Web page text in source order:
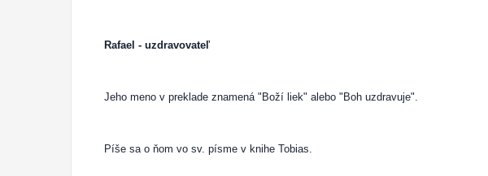
Rafael - uzdravovateľ
Jeho meno v preklade znamená "Boží liek" alebo "Boh uzdravuje".
Píše sa o ňom vo sv. písme v knihe Tobias.